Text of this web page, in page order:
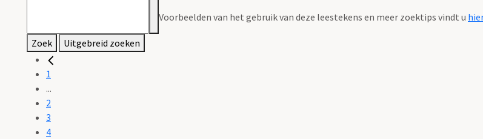
Voorbeelden van het gebruik van deze leestekens en meer zoektips vindt u hier
Zoek Uitgebreid zoeken
1
...
2
3
4